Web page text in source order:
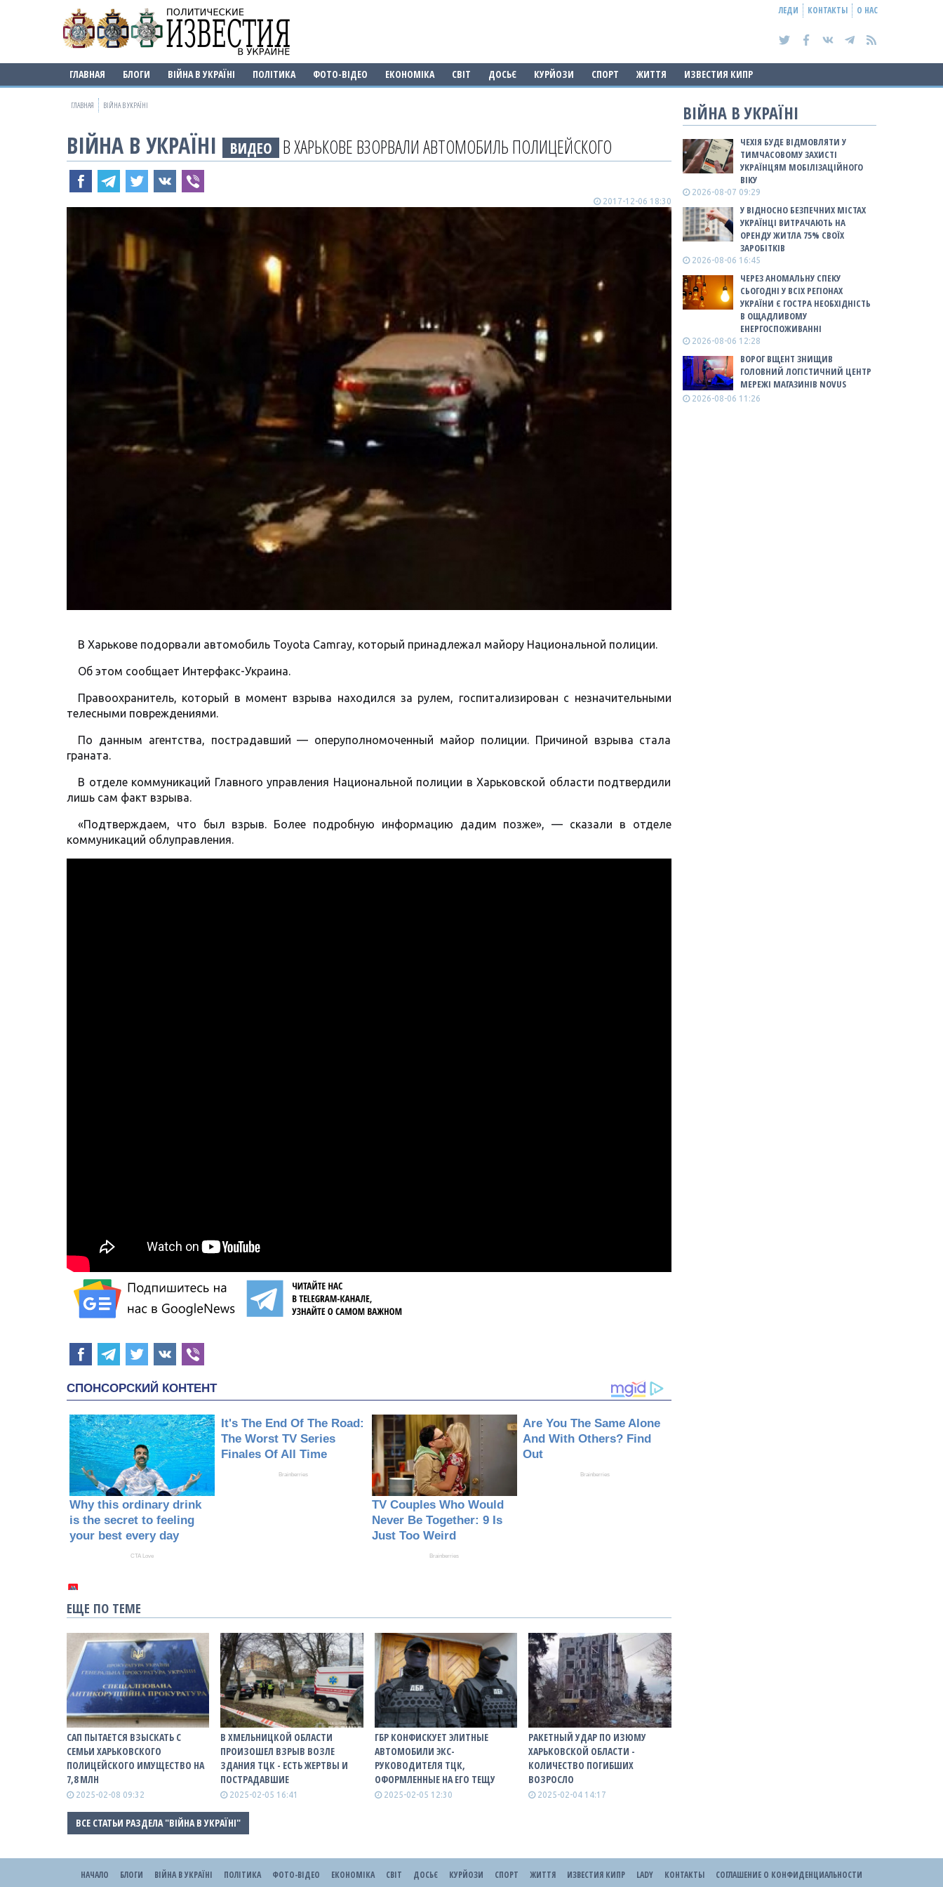
ЛЕДИ КОНТАКТЫ О НАС
ГЛАВНАЯ БЛОГИ ВІЙНА В УКРАЇНІ ПОЛІТИКА ФОТО-ВІДЕО ЕКОНОМІКА СВІТ ДОСЬЄ КУРЙОЗИ СПОРТ ЖИТТЯ ИЗВЕСТИЯ КИПР
ГЛАВНАЯ ВІЙНА В УКРАЇНІ
ВІЙНА В УКРАЇНІ ВИДЕО В ХАРЬКОВЕ ВЗОРВАЛИ АВТОМОБИЛЬ ПОЛИЦЕЙСКОГО
2017-12-06 18:30
В Харькове подорвали автомобиль Toyota Camray, который принадлежал майору Национальной полиции.
Об этом сообщает Интерфакс-Украина.
Правоохранитель, который в момент взрыва находился за рулем, госпитализирован с незначительными
телесными повреждениями.
По данным агентства, пострадавший — оперуполномоченный майор полиции. Причиной взрыва стала
граната.
В отделе коммуникаций Главного управления Национальной полиции в Харьковской области подтвердили
лишь сам факт взрыва.
«Подтверждаем, что был взрыв. Более подробную информацию дадим позже», — сказали в отделе
коммуникаций облуправления.
ЕЩЕ ПО ТЕМЕ
САП ПЫТАЕТСЯ ВЗЫСКАТЬ С
СЕМЬИ ХАРЬКОВСКОГО
ПОЛИЦЕЙСКОГО ИМУЩЕСТВО НА
7,8 МЛН
2025-02-08 09:32
В ХМЕЛЬНИЦКОЙ ОБЛАСТИ
ПРОИЗОШЕЛ ВЗРЫВ ВОЗЛЕ
ЗДАНИЯ ТЦК - ЕСТЬ ЖЕРТВЫ И
ПОСТРАДАВШИЕ
2025-02-05 16:41
ГБР КОНФИСКУЕТ ЭЛИТНЫЕ
АВТОМОБИЛИ ЭКС-
РУКОВОДИТЕЛЯ ТЦК,
ОФОРМЛЕННЫЕ НА ЕГО ТЕЩУ
2025-02-05 12:30
РАКЕТНЫЙ УДАР ПО ИЗЮМУ
ХАРЬКОВСКОЙ ОБЛАСТИ -
КОЛИЧЕСТВО ПОГИБШИХ
ВОЗРОСЛО
2025-02-04 14:17
ВСЕ СТАТЬИ РАЗДЕЛА "ВІЙНА В УКРАЇНІ"
ВІЙНА В УКРАЇНІ
ЧЕХІЯ БУДЕ ВІДМОВЛЯТИ У
ТИМЧАСОВОМУ ЗАХИСТІ
УКРАЇНЦЯМ МОБІЛІЗАЦІЙНОГО
ВІКУ
2026-08-07 09:29
У ВІДНОСНО БЕЗПЕЧНИХ МІСТАХ
УКРАЇНЦІ ВИТРАЧАЮТЬ НА
ОРЕНДУ ЖИТЛА 75% СВОЇХ
ЗАРОБІТКІВ
2026-08-06 16:45
ЧЕРЕЗ АНОМАЛЬНУ СПЕКУ
СЬОГОДНІ У ВСІХ РЕГІОНАХ
УКРАЇНИ Є ГОСТРА НЕОБХІДНІСТЬ
В ОЩАДЛИВОМУ
ЕНЕРГОСПОЖИВАННІ
2026-08-06 12:28
ВОРОГ ВЩЕНТ ЗНИЩИВ
ГОЛОВНИЙ ЛОГІСТИЧНИЙ ЦЕНТР
МЕРЕЖІ МАГАЗИНІВ NOVUS
2026-08-06 11:26
НАЧАЛО БЛОГИ ВІЙНА В УКРАЇНІ ПОЛІТИКА ФОТО-ВІДЕО ЕКОНОМІКА СВІТ ДОСЬЄ КУРЙОЗИ СПОРТ ЖИТТЯ ИЗВЕСТИЯ КИПР LADY КОНТАКТЫ СОГЛАШЕНИЕ О КОНФИДЕНЦИАЛЬНОСТИ